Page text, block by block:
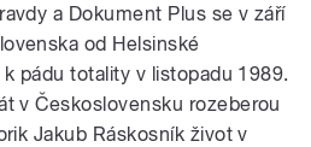
a Dokument Plus se v září
od Helsinské
pádu totality v listopadu 1989.
v Československu rozeberou
Jakub Ráskosník život v